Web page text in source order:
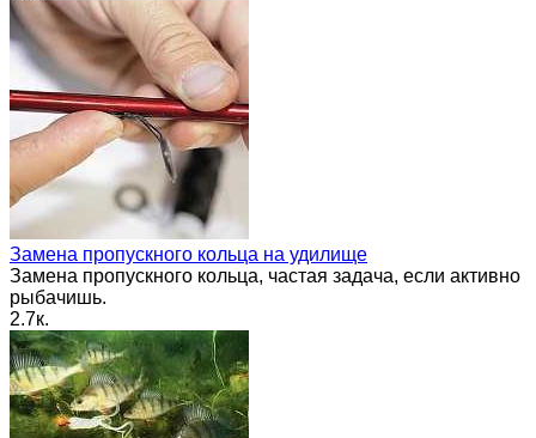
Замена пропускного кольца на удилище
Замена пропускного кольца, частая задача, если активно
рыбачишь.
2.7к.